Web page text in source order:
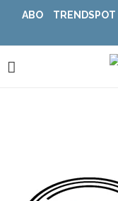
ABO TRENDSPOT